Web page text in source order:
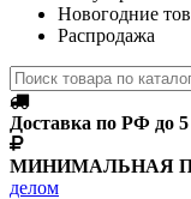
Новогодние
Распродажа
Доставка по РФ до 5
МИНИМАЛЬНАЯ
делом